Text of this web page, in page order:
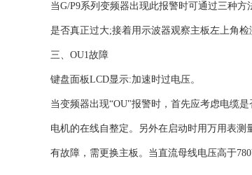
当G/P9系列变频器出现此报警时可通过三种
是否真正过大;接着用示波器观察主板左上角
三、OU1故障
键盘面板LCD显示:加速时过电压。
当变频器出现“OU"报警时，首先应考虑电缆
电机的在线自整定。另外在启动时用万用表
有故障，需更换主板。当直流母线电压高于